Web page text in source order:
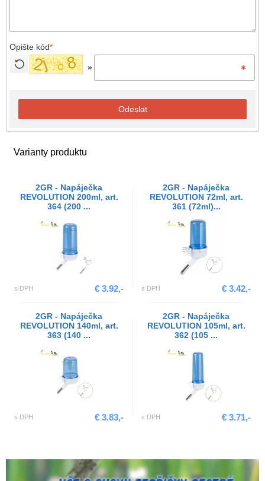
Opište kód*
»
Odeslat
Varianty produktu
2GR - Napáječka
REVOLUTION 200ml, art.
364 (200 ...
s DPH € 3.92,-
2GR - Napáječka
REVOLUTION 72ml, art.
361 (72ml)...
s DPH € 3.42,-
2GR - Napáječka
REVOLUTION 140ml, art.
363 (140 ...
s DPH € 3.83,-
2GR - Napáječka
REVOLUTION 105ml, art.
362 (105 ...
s DPH € 3.71,-